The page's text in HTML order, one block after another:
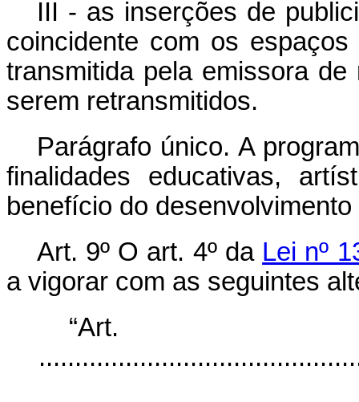
III - as inserções de
coincidente com os
transmitida pela emissora
serem retransmitidos.
Parágrafo único. A
finalidades educativas,
benefício do
Art. 9º O art. 4º da Lei nº
a vigorar com as seguintes